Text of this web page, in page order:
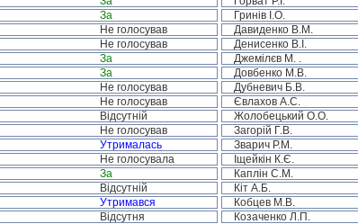
За Гринів І.О.
Не голосував Давиденко В.М.
Не голосував Денисенко В.І.
За Джемілєв М. .
За Довбенко М.В.
Не голосував Дубневич Б.В.
Не голосував Євлахов А.С.
Відсутній Жолобецький О.О.
Не голосував Загорій Г.В.
Утрималась Зварич Р.М.
Не голосувала Іщейкін К.Є.
За Каплін С.М.
Відсутній Кіт А.Б.
Утримався Кобцев М.В.
Відсутня Козаченко Л.П.